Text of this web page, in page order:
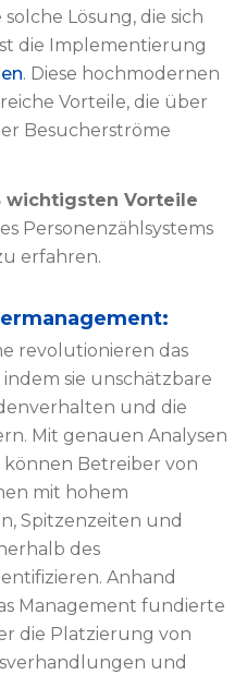
Lösung, die sich
die Implementierung
. Diese hochmodernen
Vorteile, die über
Besucherströme
wichtigsten Vorteile
Personenzählsystems
erfahren.
revolutionieren das
sie unschätzbare
und die
Mit genauen Analysen
Betreiber von
mit hohem
Spitzenzeiten und
des
Anhand
Management fundierte
die Platzierung von
und